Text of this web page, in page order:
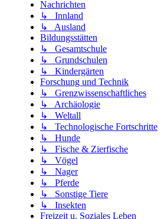
Nachrichten
↳ Innland
↳ Ausland
Bildungsstätten
↳ Gesamtschule
↳ Grundschulen
↳ Kindergärten
Forschung und Technik
↳ Grenzwissenschaftliches
↳ Archäologie
↳ Weltall
↳ Technologische Fortschritte
↳ Hunde
↳ Fische & Zierfische
↳ Vögel
↳ Nager
↳ Pferde
↳ Sonstige Tiere
↳ Insekten
Freizeit u. Soziales Leben